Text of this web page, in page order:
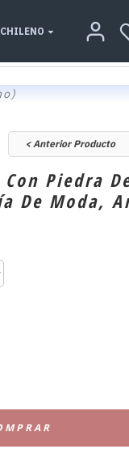
< Anterior Producto
Piedra
De Moda,